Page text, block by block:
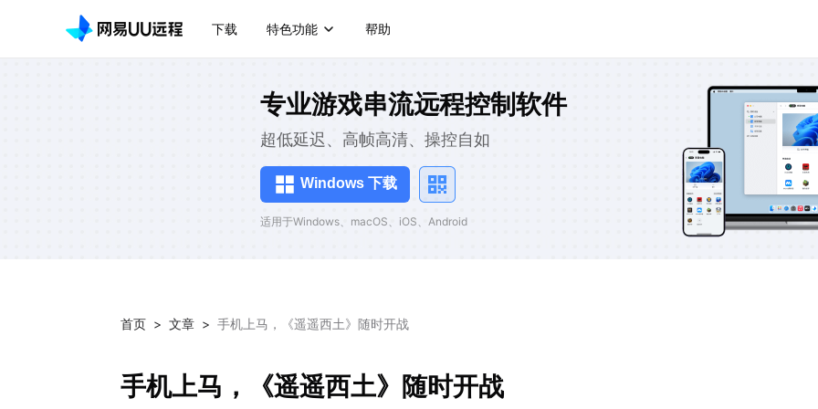
下载 特色功能 帮助
专业游戏串流远程控制软件
超低延迟、高帧高清、操控自如
Windows 下载
适用于Windows、macOS、iOS、Android
首页 > 文章 > 手机上马，《遥遥西土》随时开战
手机上马，《遥遥西土》随时开战